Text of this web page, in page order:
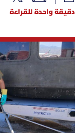
الغلاف
نداء اليوم
محليات
أسرار
متفرقات
دقيقة واحدة للقراءة